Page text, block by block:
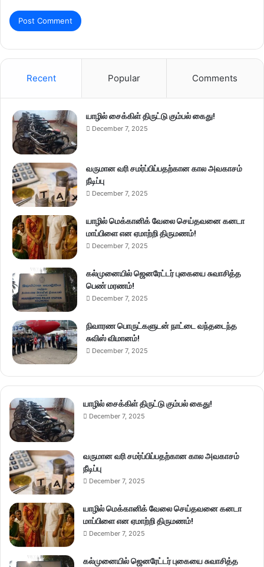
Recent Popular Comments
யாழில் சைக்கிள் திருட்டு கும்பல் கைது!
December 7, 2025
வருமான வரி சமர்ப்பிப்பதற்கான கால அவகாசம்
நீடிப்பு
December 7, 2025
யாழில் மெக்கானிக் வேலை செய்தவனை கனடா
மாப்பிளை என ஏமாற்றி திருமணம்!
December 7, 2025
கல்முனையில் ஜெனரேட்டர் புகையை சுவாசித்த
பெண் மரணம்!
December 7, 2025
நிவாரண பொருட்களுடன் நாட்டை வந்தடைந்த
சுவிஸ் விமானம்!
December 7, 2025
யாழில் சைக்கிள் திருட்டு கும்பல் கைது!
December 7, 2025
வருமான வரி சமர்ப்பிப்பதற்கான கால அவகாசம்
நீடிப்பு
December 7, 2025
யாழில் மெக்கானிக் வேலை செய்தவனை கனடா
மாப்பிளை என ஏமாற்றி திருமணம்!
December 7, 2025
கல்முனையில் ஜெனரேட்டர் புகையை சுவாசித்த